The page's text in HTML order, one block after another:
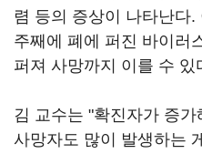
렴 등의 증상이 나타난다
주째에 폐에 퍼진 바이러
퍼져 사망까지 이를 수 있
김 교수는 "확진자가 증
사망자도 많이 발생하는